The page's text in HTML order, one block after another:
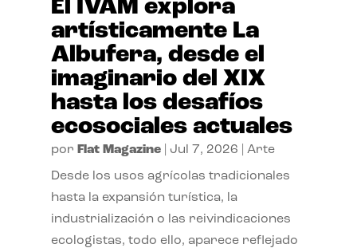
El IVAM explora
artísticamente La
Albufera, desde el
imaginario del XIX
hasta los desafíos
ecosociales actuales
por Flat Magazine| Jul 7, 2026 Arte
Desde los usos agrícolas tradicionales
hasta la expansión turística, la
industrialización o las reivindicaciones
ecologistas, todo ello, aparece reflejado